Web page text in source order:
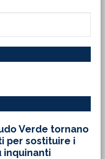
Verde tornano
per sostituire i
inquinanti